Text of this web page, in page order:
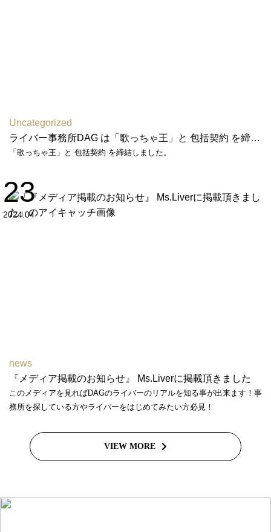
Uncategorized
ライバー事務所DAG は「歌っちゃ王」と 包括契約 を締結しました
「歌っちゃ王」と 包括契約 を締結しました。
23
2024.04
news
『メディア掲載のお知らせ』 Ms.Liverに掲載頂きました
このメディアを見ればDAGのライバーのリアルを知る事が出来ます！事
務所を探している方やライバーをはじめてみたい方必見！
VIEW MORE